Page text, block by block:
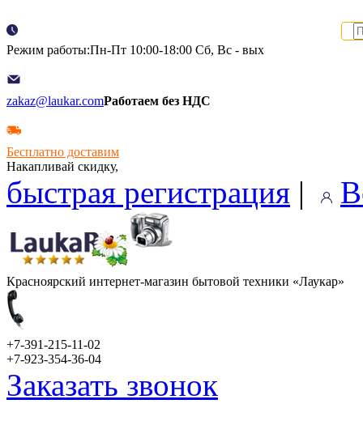
Режим работы:Пн-Пт 10:00-18:00 Сб, Вс - вых
zakaz@laukar.comРаботаем без НДС
Бесплатно доставим
Накапливай скидку,
быстрая регистрация |
Красноярский интернет-магазин бытовой техники «Лаукар»
+7-391-215-11-02
+7-923-354-36-04
Заказать звонок